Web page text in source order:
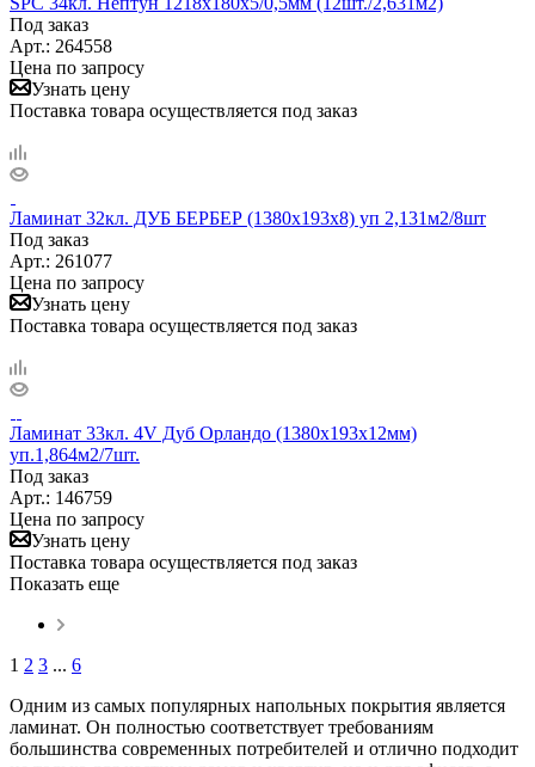
Под заказ
Арт.: 264558
Цена по запросу
Узнать цену
Поставка товара осуществляется под заказ
Ламинат 32кл. ДУБ БЕРБЕР (1380х193х8) уп 2,131м2/8шт
Под заказ
Арт.: 261077
Цена по запросу
Узнать цену
Поставка товара осуществляется под заказ
Ламинат 33кл. 4V Дуб Орландо (1380х193х12мм)
уп.1,864м2/7шт.
Под заказ
Арт.: 146759
Цена по запросу
Узнать цену
Поставка товара осуществляется под заказ
Показать еще
1 2 3 ... 6
Одним из самых популярных напольных покрытия является
ламинат. Он полностью соответствует требованиям
большинства современных потребителей и отлично подходит